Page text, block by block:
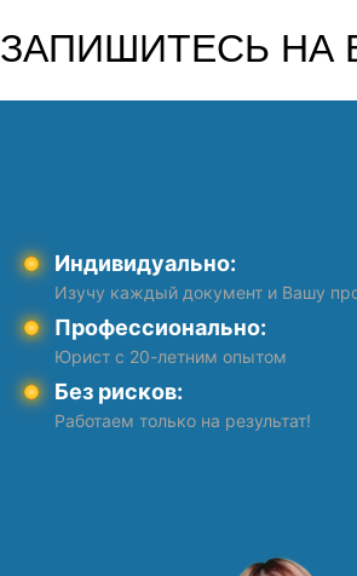
ЗАПИШИТЕСЬ НА
Индивидуально:
Изучу каждый документ и Вашу
Профессионально:
Юрист с 20-летним опытом
Без рисков:
Работаем только на результат!